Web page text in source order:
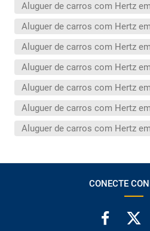
Aluguer de carros com Hertz
Aluguer de carros com Hertz
Aluguer de carros com Hertz
Aluguer de carros com Hertz
Aluguer de carros com Hertz
Aluguer de carros com Hertz
Aluguer de carros com Hertz
CONECTE